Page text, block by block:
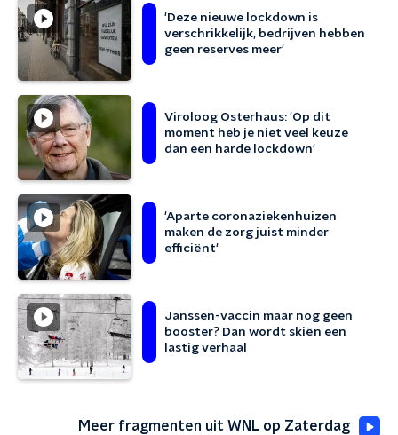
'Deze nieuwe lockdown is
verschrikkelijk, bedrijven hebben
geen reserves meer'
Viroloog Osterhaus: 'Op dit
moment heb je niet veel keuze
dan een harde lockdown'
'Aparte coronaziekenhuizen
maken de zorg juist minder
efficiënt'
Janssen-vaccin maar nog geen
booster? Dan wordt skiën een
lastig verhaal
Meer fragmenten uit WNL op Zaterdag